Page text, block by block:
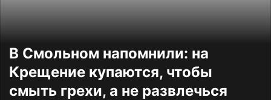
В Смольном напомнили: на
Крещение купаются, чтобы
смыть грехи, а не развлечься